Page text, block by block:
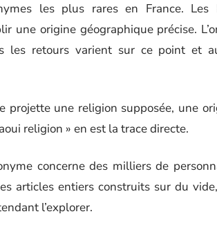
les plus rares en France. Les
une origine géographique précise.
les retours varient sur ce point et
projette une religion supposée, une
religion » en est la trace directe.
concerne des milliers de
articles entiers construits sur du
l’explorer.